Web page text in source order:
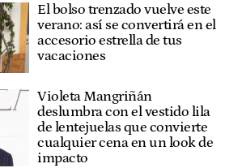
El bolso trenzado vuelve este
verano: así se convertirá en el
accesorio estrella de tus
vacaciones
Violeta Mangriñán
deslumbra con el vestido lila
de lentejuelas que convierte
cualquier cena en un look de
impacto